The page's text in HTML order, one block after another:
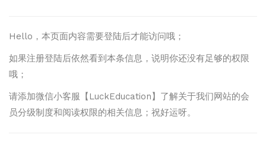
Hello，本页面内容需要登陆后才能访问哦；
如果注册登陆后依然看到本条信息，说明你还没有足够的权限
哦；
请添加微信小客服【LuckEducation】了解关于我们网站的会
员分级制度和阅读权限的相关信息；祝好运呀。